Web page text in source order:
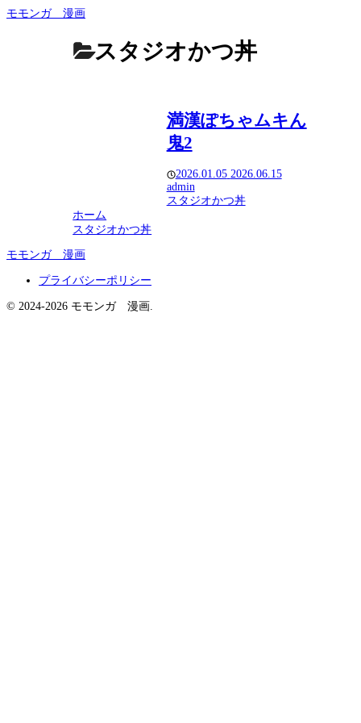
モモンガ 漫画
スタジオかつ丼
満漢ぽちゃムキん
鬼2
2026.01.05 2026.06.15
admin
スタジオかつ丼
ホーム
スタジオかつ丼
モモンガ 漫画
プライバシーポリシー
© 2024-2026 モモンガ 漫画.